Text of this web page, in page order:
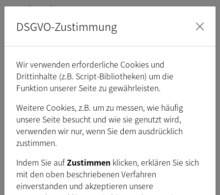
Nachrichten aus 2019
Nachrichten aus 2018
Nachrichten aus 2017
Nachrichten aus 2016
Nachrichten aus 2015
DSGVO-Zustimmung
Wir verwenden erforderliche Cookies und
Drittinhalte (z.B. Script-Bibliotheken) um die
Funktion unserer Seite zu gewährleisten.
Weitere Cookies, z.B. um zu messen, wie häufig
unsere Seite besucht und wie sie genutzt wird,
verwenden wir nur, wenn Sie dem ausdrücklich
zustimmen.
Indem Sie aufZustimmen klicken, erklären Sie sich
mit den oben beschriebenen Verfahren
einverstanden und akzeptieren unsere